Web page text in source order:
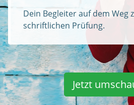
Dein Begleiter auf dem Weg
schriftlichen Prüfung.
Jetzt